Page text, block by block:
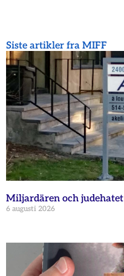
Siste artikler fra MIFF
Miljardären och judehatet
6 augusti 2026